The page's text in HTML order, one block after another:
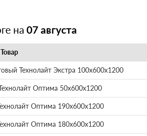
на 07 августа
Товар
Технолайт Экстра 100х600х1200
Оптима 50х600х1200
Оптима 190х600х1200
Оптима 180х600х1200